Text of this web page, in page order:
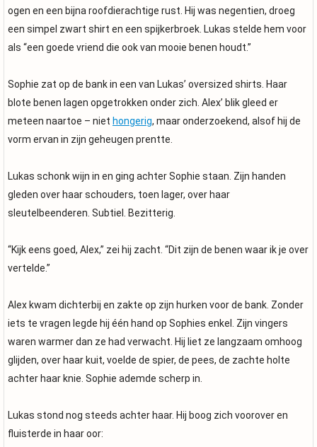
ogen en een bijna roofdierachtige rust. Hij was negentien, droeg
een simpel zwart shirt en een spijkerbroek. Lukas stelde hem voor
als “een goede vriend die ook van mooie benen houdt.”
Sophie zat op de bank in een van Lukas’ oversized shirts. Haar
blote benen lagen opgetrokken onder zich. Alex’ blik gleed er
meteen naartoe – niet hongerig, maar onderzoekend, alsof hij de
vorm ervan in zijn geheugen prentte.
Lukas schonk wijn in en ging achter Sophie staan. Zijn handen
gleden over haar schouders, toen lager, over haar
sleutelbeenderen. Subtiel. Bezitterig.
“Kijk eens goed, Alex,” zei hij zacht. “Dit zijn de benen waar ik je over
vertelde.”
Alex kwam dichterbij en zakte op zijn hurken voor de bank. Zonder
iets te vragen legde hij één hand op Sophies enkel. Zijn vingers
waren warmer dan ze had verwacht. Hij liet ze langzaam omhoog
glijden, over haar kuit, voelde de spier, de pees, de zachte holte
achter haar knie. Sophie ademde scherp in.
Lukas stond nog steeds achter haar. Hij boog zich voorover en
fluisterde in haar oor: